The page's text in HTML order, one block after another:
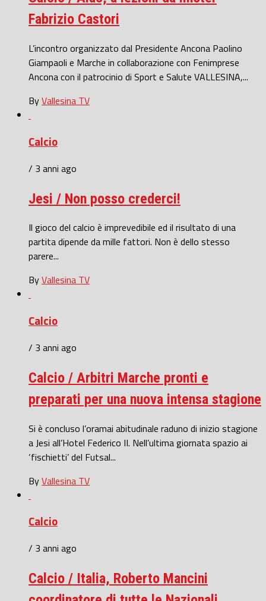
Fabrizio Castori
L’incontro organizzato dal Presidente Ancona Paolino
Giampaoli e Marche in collaborazione con Fenimprese
Ancona con il patrocinio di Sport e Salute VALLESINA,...
ByVallesina TV
Calcio
/ 3 anni ago
Jesi / Non posso crederci!
Il gioco del calcio è imprevedibile ed il risultato di una
partita dipende da mille fattori. Non è dello stesso
parere...
ByVallesina TV
Calcio
/ 3 anni ago
Calcio / Arbitri Marche pronti e
preparati per una nuova intensa stagione
Si è concluso l’oramai abitudinale raduno di inizio stagione
a Jesi all’Hotel Federico II. Nell’ultima giornata spazio ai
‘fischietti’ del Futsal...
ByVallesina TV
Calcio
/ 3 anni ago
Calcio / Italia, Roberto Mancini